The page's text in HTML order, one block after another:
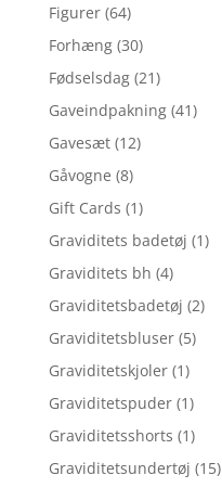
Figurer (64)
Forhæng (30)
Fødselsdag (21)
Gaveindpakning (41)
Gavesæt (12)
Gåvogne (8)
Gift Cards (1)
Graviditets badetøj (1)
Graviditets bh (4)
Graviditetsbadetøj (2)
Graviditetsbluser (5)
Graviditetskjoler (1)
Graviditetspuder (1)
Graviditetsshorts (1)
Graviditetsundertøj (15)